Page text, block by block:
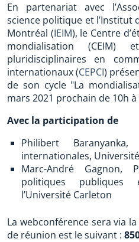
En partenariat avec
science politique et l’Institut
Montréal (IEIM), le Centre
mondialisation (CEIM)
pluridisciplinaires en
internationaux (CEPCI)
de son cycle "La
mars 2021 prochain de 10h à
Avec la participation de
Philibert
internationales,
Marc-André Gagnon,
politiques publiques
l’Université Carleton
La webconférence sera via
de réunion est le suivant :